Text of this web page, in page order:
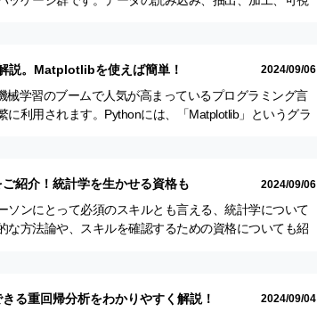
2024/09/06
説。Matplotlibを使えば簡単！
械学習のブームで人気が高まっているプログラミング言
利用されます。Pythonには、「Matplotlib」というグラ
2024/09/06
紹介！統計学を生かせる資格も
ソンにとって必須のスキルとも言える、統計学について
な方法論や、スキルを確認するための資格についても紹
2024/09/04
る重回帰分析をわかりやすく解説！